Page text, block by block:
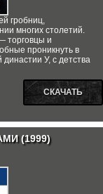
гробниц,
многих столетий.
торговцы и
проникнуть в
У, с детства
СКАЧАТЬ
(1999)